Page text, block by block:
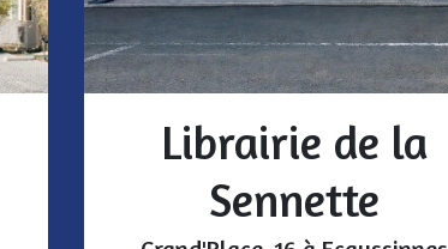
Librairie de la
Sennette